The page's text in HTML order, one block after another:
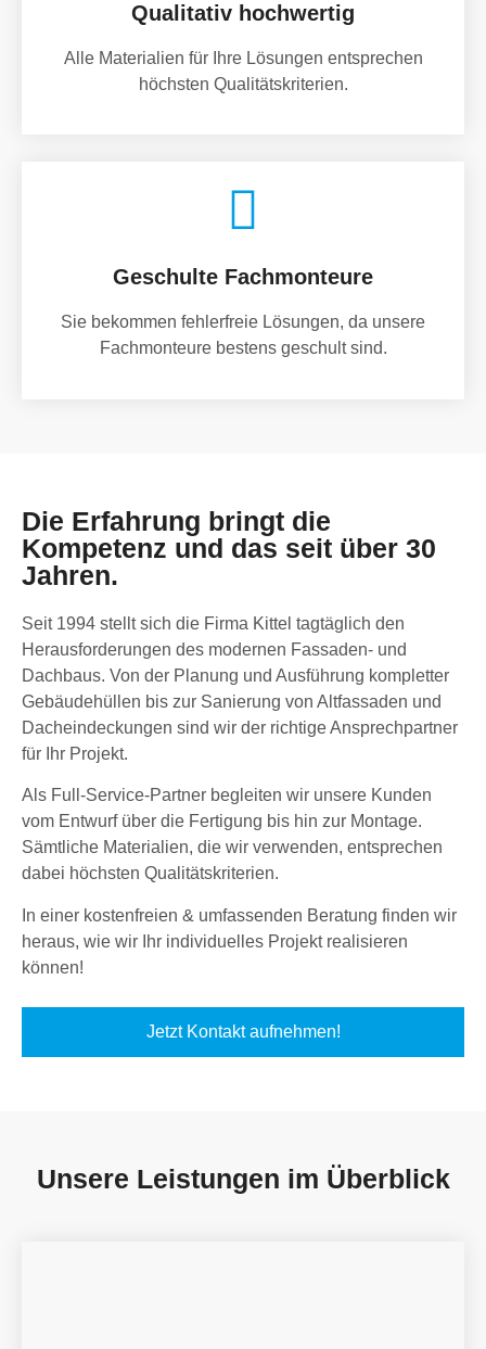
Qualitativ hochwertig
Alle Materialien für Ihre Lösungen entsprechen
höchsten Qualitätskriterien.
Geschulte Fachmonteure
Sie bekommen fehlerfreie Lösungen, da unsere
Fachmonteure bestens geschult sind.
Die Erfahrung bringt die
Kompetenz und das seit über 30
Jahren.
Seit 1994 stellt sich die Firma Kittel tagtäglich den
Herausforderungen des modernen Fassaden- und
Dachbaus. Von der Planung und Ausführung kompletter
Gebäudehüllen bis zur Sanierung von Altfassaden und
Dacheindeckungen sind wir der richtige Ansprechpartner
für Ihr Projekt.
Als Full-Service-Partner begleiten wir unsere Kunden
vom Entwurf über die Fertigung bis hin zur Montage.
Sämtliche Materialien, die wir verwenden, entsprechen
dabei höchsten Qualitätskriterien.
In einer kostenfreien & umfassenden Beratung finden wir
heraus, wie wir Ihr individuelles Projekt realisieren
können!
Jetzt Kontakt aufnehmen!
Unsere Leistungen im Überblick